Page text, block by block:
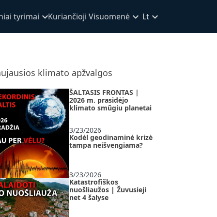
tyrimai Kuriančioji Visuomenė Lt
klimato apžvalgos
ŠALTASIS FRONTAS |
2026 m. prasidėjo
klimato smūgiu planetai
3/23/2026
Kodėl geodinaminė krizė
tampa neišvengiama?
3/23/2026
Katastrofiškos
nuošliaužos | Žuvusieji
net 4 šalyse